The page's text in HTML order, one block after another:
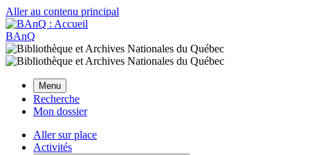
Aller au contenu principal
BAnQ
Menu
Recherche
Mon dossier
Aller sur place
Activités